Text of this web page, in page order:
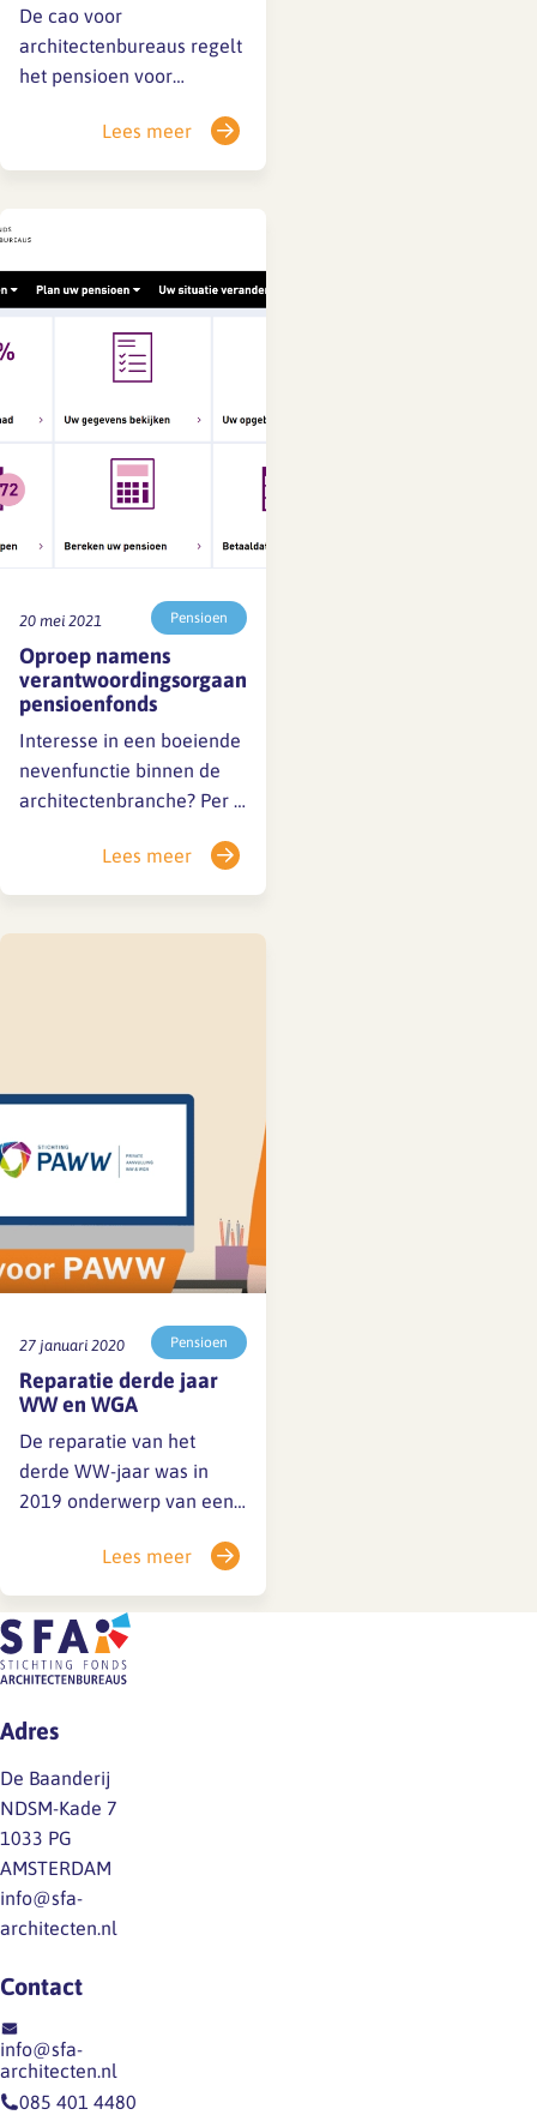
De cao voor
architectenbureaus regelt
het pensioen voor
onderdeel van het salaris
(zie artikel 25 en FAQ).
opgenomen van ten
minste 150% van het bruto
uurloon, verhoogd met 8%
vakantietoeslag ten
Lees meer
20 mei 2021 Pensioen
Oproep namens
verantwoordingsorgaan
pensioenfonds
Interesse in een boeiende
nevenfunctie binnen de
architectenbranche? Per 1
verantwoordingsorgaan
Het bestuur van het
Architectenbureaus legt
verantwoordingsorgaan
(VO) van het
Pensioenfonds.
Lees meer
27 januari 2020 Pensioen
Reparatie derde jaar
WW en WGA
De reparatie van het
derde WW-jaar was in
2019 onderwerp van een
pensioenfonds
ingeschreven
medewerkers van
architectenbureaus. Cao-
partijen hadden daartoe
werknemers het laatste
woord. SFA heeft die
enquête begeleid. Vanaf
februari 2020
Werknemers hebben met
een ruime meerderheid…
Lees meer
Adres
De Baanderij
NDSM-Kade 7
1033 PG
AMSTERDAM
info@sfa-
architecten.nl
Contact
info@sfa-
architecten.nl
085 401 4480